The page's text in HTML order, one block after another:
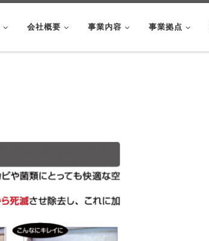
会社概要 事業内容 事業拠点